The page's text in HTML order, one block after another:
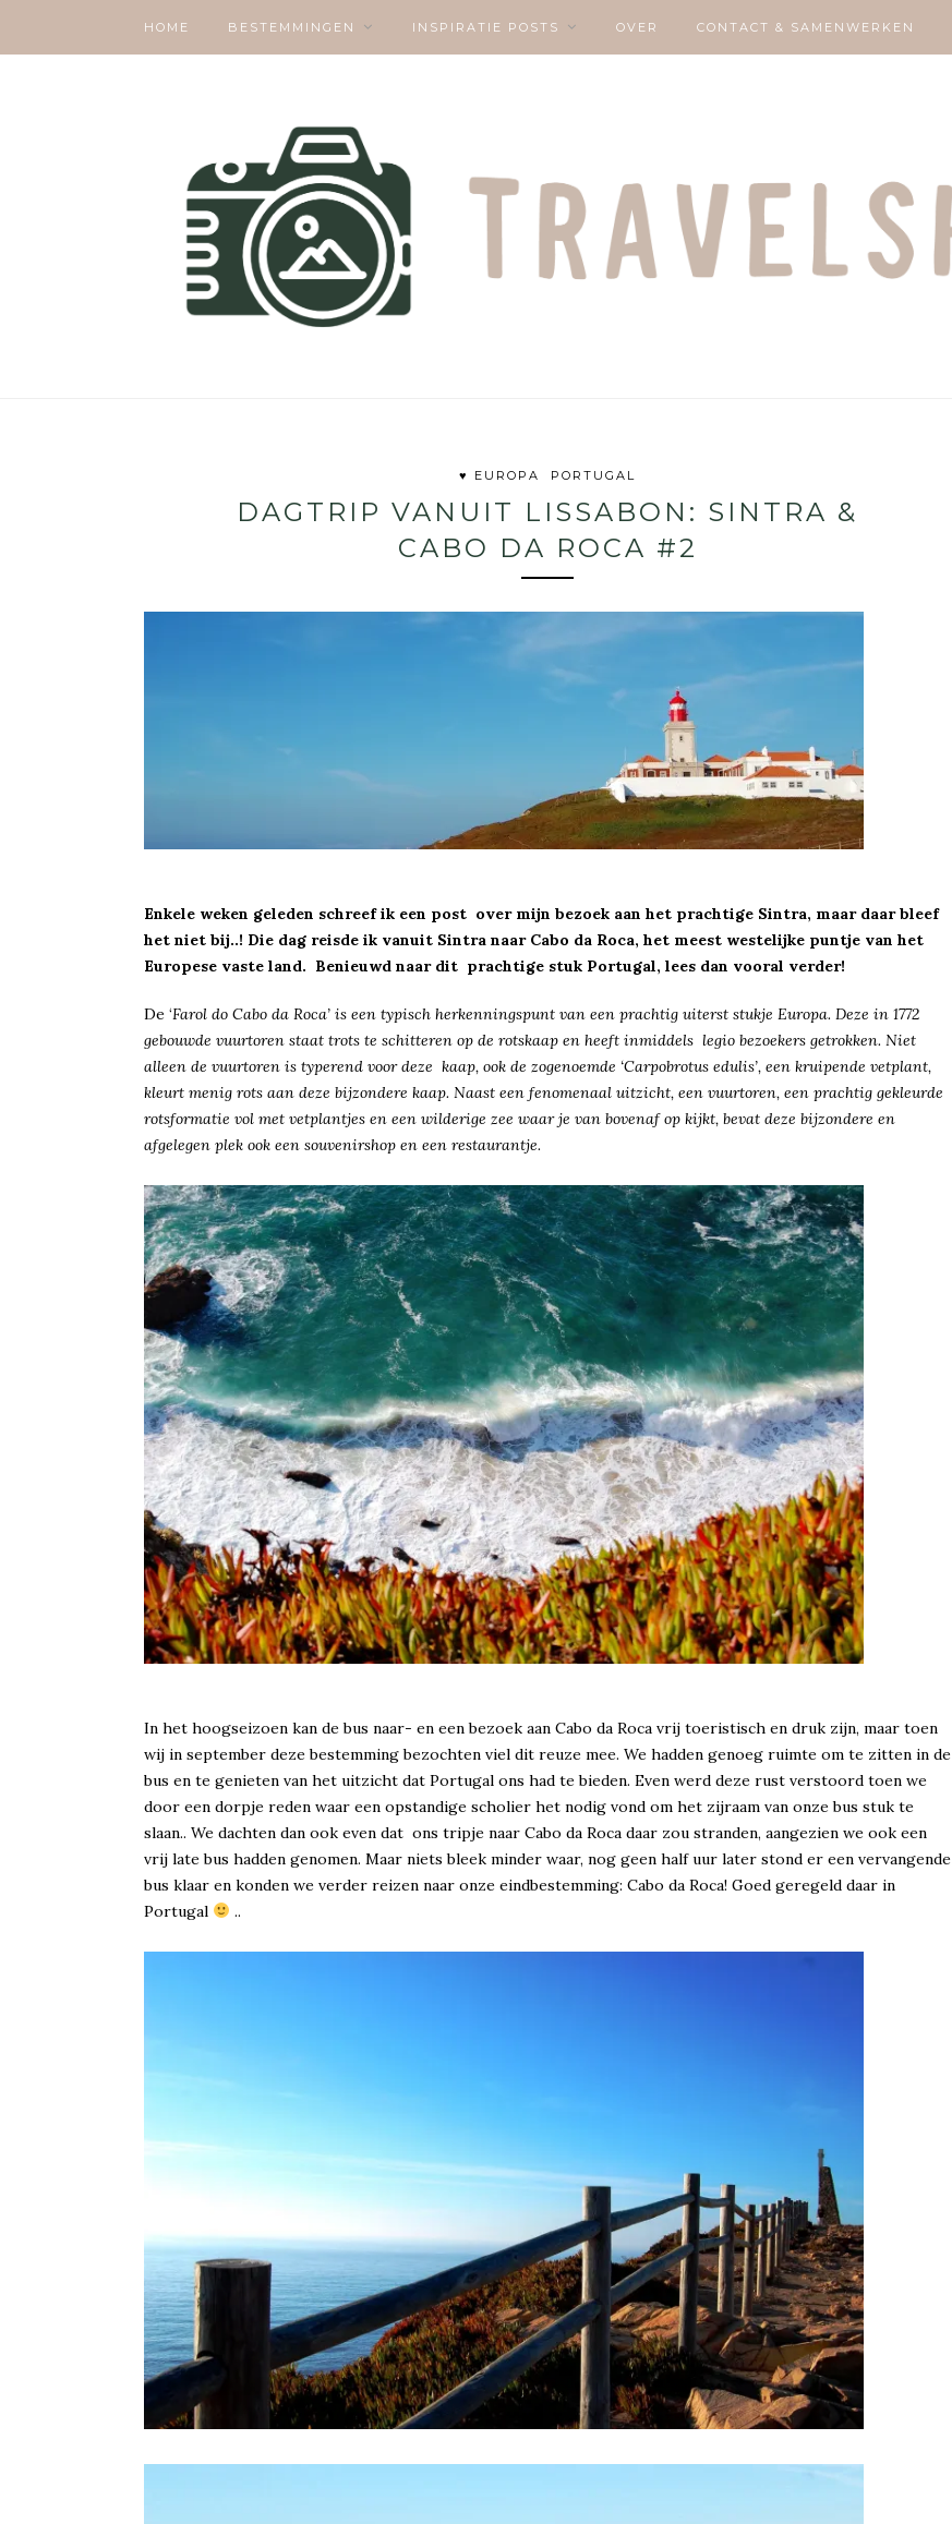
HOME BESTEMMINGEN INSPIRATIE POSTS OVER CONTACT & SAMENWERKEN
♥ EUROPA PORTUGAL
DAGTRIP VANUIT LISSABON: SINTRA &
CABO DA ROCA #2
Enkele weken geleden schreef ik een post over mijn bezoek aan het prachtige Sintra, maar daar bleef
het niet bij..! Die dag reisde ik vanuit Sintra naar Cabo da Roca, het meest westelijke puntje van het
Europese vaste land. Benieuwd naar dit prachtige stuk Portugal, lees dan vooral verder!
De ‘Farol do Cabo da Roca’ is een typisch herkenningspunt van een prachtig uiterst stukje Europa. Deze in 1772
gebouwde vuurtoren staat trots te schitteren op de rotskaap en heeft inmiddels legio bezoekers getrokken. Niet
alleen de vuurtoren is typerend voordeze kaap, ook de zogenoemde ‘Carpobrotus edulis’, een kruipende vetplant,
kleurt menig rots aan deze bijzondere kaap. Naast een fenomenaal uitzicht, een vuurtoren, een prachtig gekleurde
rotsformatie vol met vetplantjes en een wilderige zee waar je van bovenaf op kijkt, bevat deze bijzondere en
afgelegen plek ook een souvenirshop en een restaurantje.
In het hoogseizoen kan de bus naar- en een bezoek aan Cabo da Roca vrij toeristisch en druk zijn, maar toen
wij in september deze bestemming bezochten viel dit reuze mee. We hadden genoeg ruimte om te zitten in de
bus en te genieten van het uitzicht dat Portugal ons had te bieden. Even werd deze rust verstoord toen we
door een dorpje reden waar een opstandige scholier het nodig vond om het zijraam van onze bus stuk te
slaan.. We dachten dan ook even dat ons tripje naar Cabo da Roca daar zou stranden, aangezien we ook een
vrij late bus hadden genomen. Maar niets bleek minder waar, nog geen half uur later stond er een vervangende
bus klaar en konden we verder reizen naar onze eindbestemming: Cabo da Roca! Goed geregeld daar in
Portugal
..